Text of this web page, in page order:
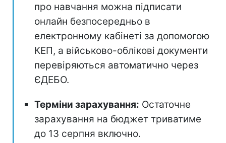
про навчання можна підписати
онлайн безпосередньо в
електронному кабінеті за допомогою
КЕП, а військово-облікові документи
перевіряються автоматично через
ЄДЕБО.
Терміни зарахування: Остаточне
зарахування на бюджет триватиме
до 13 серпня включно.